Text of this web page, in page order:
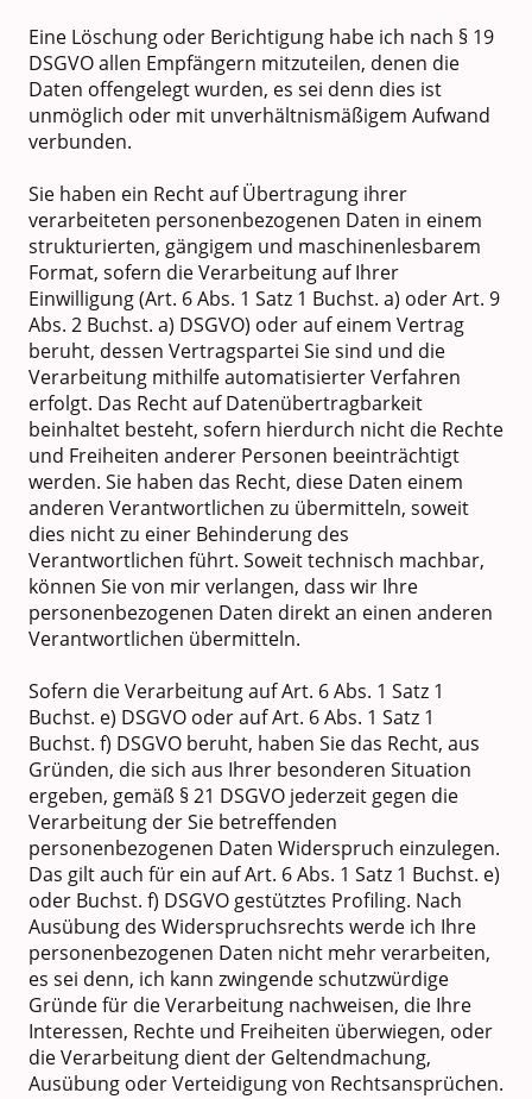
Eine Löschung oder Berichtigung habe ich nach § 19
DSGVO allen Empfängern mitzuteilen, denen die
Daten offengelegt wurden, es sei denn dies ist
unmöglich oder mit unverhältnismäßigem Aufwand
verbunden.
Sie haben ein Recht auf Übertragung ihrer
verarbeiteten personenbezogenen Daten in einem
strukturierten, gängigem und maschinenlesbarem
Format, sofern die Verarbeitung auf Ihrer
Einwilligung (Art. 6 Abs. 1 Satz 1 Buchst. a) oder Art. 9
Abs. 2 Buchst. a) DSGVO) oder auf einem Vertrag
beruht, dessen Vertragspartei Sie sind und die
Verarbeitung mithilfe automatisierter Verfahren
erfolgt. Das Recht auf Datenübertragbarkeit
beinhaltet besteht, sofern hierdurch nicht die Rechte
und Freiheiten anderer Personen beeinträchtigt
werden. Sie haben das Recht, diese Daten einem
anderen Verantwortlichen zu übermitteln, soweit
dies nicht zu einer Behinderung des
Verantwortlichen führt. Soweit technisch machbar,
können Sie von mir verlangen, dass wir Ihre
personenbezogenen Daten direkt an einen anderen
Verantwortlichen übermitteln.
Sofern die Verarbeitung auf Art. 6 Abs. 1 Satz 1
Buchst. e) DSGVO oder auf Art. 6 Abs. 1 Satz 1
Buchst. f) DSGVO beruht, haben Sie das Recht, aus
Gründen, die sich aus Ihrer besonderen Situation
ergeben, gemäß § 21 DSGVO jederzeit gegen die
Verarbeitung der Sie betreffenden
personenbezogenen Daten Widerspruch einzulegen.
Das gilt auch für ein auf Art. 6 Abs. 1 Satz 1 Buchst. e)
oder Buchst. f) DSGVO gestütztes Profiling. Nach
Ausübung des Widerspruchsrechts werde ich Ihre
personenbezogenen Daten nicht mehr verarbeiten,
es sei denn, ich kann zwingende schutzwürdige
Gründe für die Verarbeitung nachweisen, die Ihre
Interessen, Rechte und Freiheiten überwiegen, oder
die Verarbeitung dient der Geltendmachung,
Ausübung oder Verteidigung von Rechtsansprüchen.